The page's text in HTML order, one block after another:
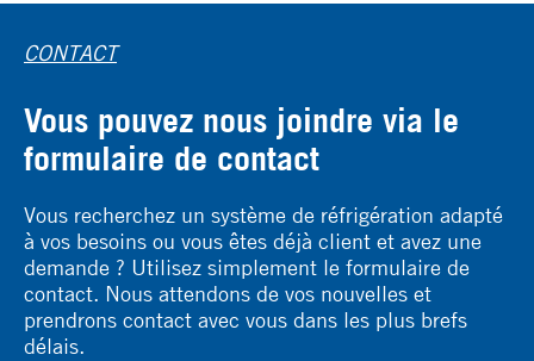
CONTACT
Vous pouvez nous joindre via le
formulaire de contact
Vous recherchez un système de réfrigération adapté
à vos besoins ou vous êtes déjà client et avez une
demande ? Utilisez simplement le formulaire de
contact. Nous attendons de vos nouvelles et
prendrons contact avec vous dans les plus brefs
délais.